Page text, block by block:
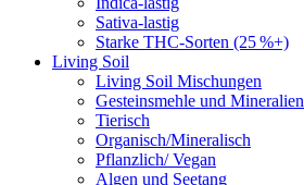
Sativa-lastig
Starke THC-Sorten (25 %+)
Living Soil
Living Soil Mischungen
Gesteinsmehle und Mineralien
Tierisch
Organisch/Mineralisch
Pflanzlich/ Vegan
Algen und Seetang